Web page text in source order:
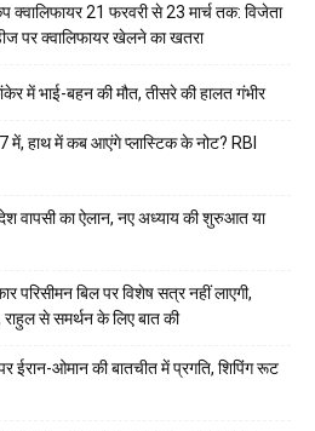
21 फरवरी से 23 मार्च तक: विजेता
पर क्वालिफायर खेलने का खतरा
में भाई-बहन की मौत, तीसरे की हालत गंभीर
में, हाथ में कब आएंगे प्लास्टिक के नोट? RBI
वापसी का ऐलान, नए अध्याय की शुरुआत या
परिसीमन बिल पर विशेष सत्र नहीं लाएगी,
से समर्थन के लिए बात की
ईरान-ओमान की बातचीत में प्रगति, शिपिंग रूट